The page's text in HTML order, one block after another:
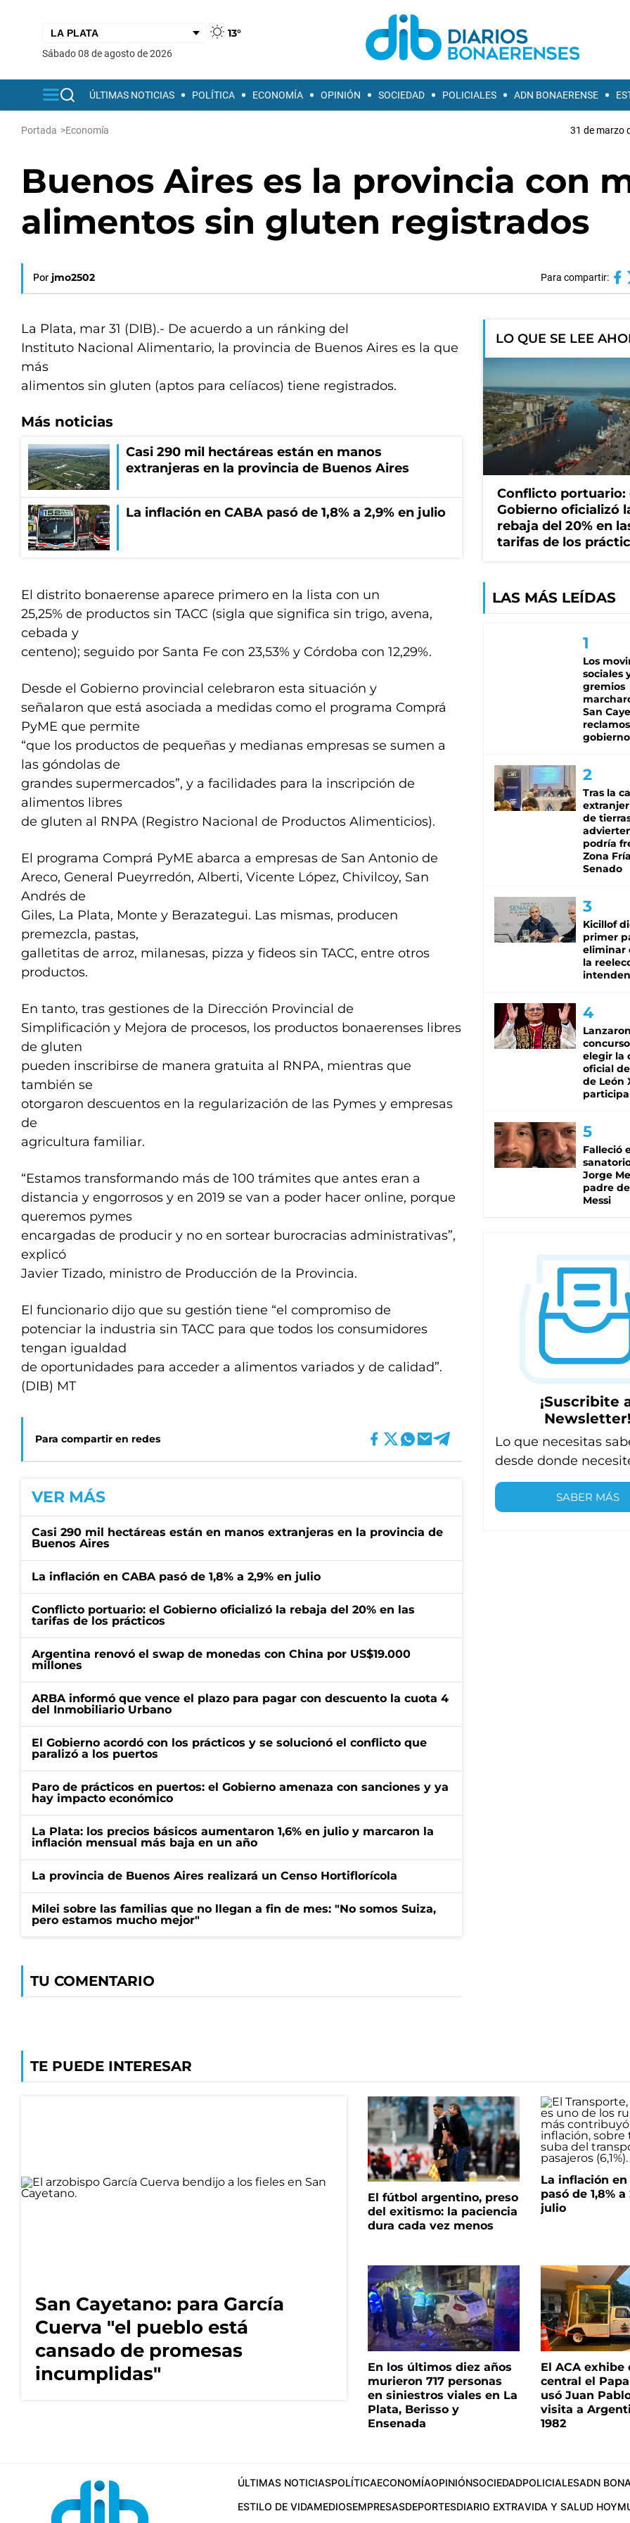
13°
sábado 08 de agosto de 2026
ÚLTIMAS NOTICIAS POLÍTICA ECONOMÍA OPINIÓN SOCIEDAD POLICIALES ADN BONAERENSE
Portada >Economía 31 de marzo
Buenos Aires es la provincia con
alimentos sin gluten registrados
Por jmo2502 Para compartir:
La Plata, mar 31 (DIB).- De acuerdo a un ránking del
Instituto Nacional Alimentario, la provincia de Buenos Aires es la que
más
alimentos sin gluten (aptos para celíacos) tiene registrados.
Más noticias
Casi 290 mil hectáreas están en manos
extranjeras en la provincia de Buenos Aires
La inflación en CABA pasó de 1,8% a 2,9% en julio
El distrito bonaerense aparece primero en la lista con un
25,25% de productos sin TACC (sigla que significa sin trigo, avena,
cebada y
centeno); seguido por Santa Fe con 23,53% y Córdoba con 12,29%.
Desde el Gobierno provincial celebraron esta situación y
señalaron que está asociada a medidas como el programa Comprá
PyME que permite
“que los productos de pequeñas y medianas empresas se sumen a
las góndolas de
grandes supermercados”, y a facilidades para la inscripción de
alimentos libres
de gluten al RNPA (Registro Nacional de Productos Alimenticios).
El programa Comprá PyME abarca a empresas de San Antonio de
Areco, General Pueyrredón, Alberti, Vicente López, Chivilcoy, San
Andrés de
Giles, La Plata, Monte y Berazategui. Las mismas, producen
premezcla, pastas,
galletitas de arroz, milanesas, pizza y fideos sin TACC, entre otros
productos.
En tanto, tras gestiones de la Dirección Provincial de
Simplificación y Mejora de procesos, los productos bonaerenses libres
de gluten
pueden inscribirse de manera gratuita al RNPA, mientras que
también se
otorgaron descuentos en la regularización de las Pymes y empresas
de
agricultura familiar.
“Estamos transformando más de 100 trámites que antes eran a
distancia y engorrosos y en 2019 se van a poder hacer online, porque
queremos pymes
encargadas de producir y no en sortear burocracias administrativas”,
explicó
Javier Tizado, ministro de Producción de la Provincia.
El funcionario dijo que su gestión tiene “el compromiso de
potenciar la industria sin TACC para que todos los consumidores
tengan igualdad
de oportunidades para acceder a alimentos variados y de calidad”.
(DIB) MT
Para compartir en redes
VER MÁS
Casi 290 mil hectáreas están en manos extranjeras en la provincia de
Buenos Aires
La inflación en CABA pasó de 1,8% a 2,9% en julio
Conflicto portuario: el Gobierno oficializó la rebaja del 20% en las
tarifas de los prácticos
Argentina renovó el swap de monedas con China por US$19.000
millones
ARBA informó que vence el plazo para pagar con descuento la cuota 4
del Inmobiliario Urbano
El Gobierno acordó con los prácticos y se solucionó el conflicto que
paralizó a los puertos
Paro de prácticos en puertos: el Gobierno amenaza con sanciones y ya
hay impacto económico
La Plata: los precios básicos aumentaron 1,6% en julio y marcaron la
inflación mensual más baja en un año
La provincia de Buenos Aires realizará un Censo Hortiflorícola
Milei sobre las familias que no llegan a fin de mes: "No somos Suiza,
pero estamos mucho mejor"
TU COMENTARIO
LO QUE SE LEE
Conflicto portuario:
Gobierno oficializó
rebaja del 20% en
tarifas de los
LAS MÁS LEÍDAS
Los
sociales
gremios
San
gobierno
Tras la
de
podría
Zona
Senado
Kicillof
primer
eliminar
la
elegir la
oficial
de León
Falleció
Jorge
padre
Messi
¡Suscribite
Newsletter!
Lo que necesitas
desde donde
SABER MÁS
TE PUEDE INTERESAR
San Cayetano: para García
Cuerva "el pueblo está
cansado de promesas
incumplidas"
El fútbol argentino, preso
del exitismo: la paciencia
dura cada vez menos
La inflación en
pasó de 1,8% a
julio
En los últimos diez años
murieron 717 personas
en siniestros viales en La
Plata, Berisso y
Ensenada
El ACA exhibe
central el
usó Juan
visita a
1982
ÚLTIMAS NOTICIASPOLÍTICAECONOMÍAOPINIÓNSOCIEDADPOLICIALESADN
ESTILO DE VIDAMEDIOSEMPRESASDEPORTESDIARIO EXTRAVIDA Y SALUD HOY